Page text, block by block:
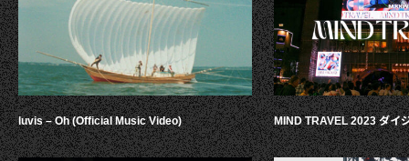
luvis – Oh (Official Music Video) MIND TRAVEL 2023 ダイ